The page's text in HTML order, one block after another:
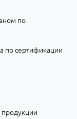
по
по сертификации